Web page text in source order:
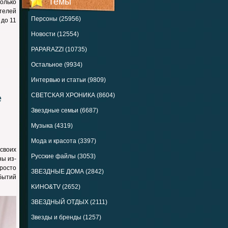
Персоны (25956)
Новости (12554)
PAPARAZZI (10735)
Остальное (9934)
Интервью и статьи (9809)
СВЕТСКАЯ ХРОНИКА (8604)
Звездные семьи (6687)
Музыка (4319)
Мода и красота (3397)
Русские файлы (3053)
ЗВЕЗДНЫЕ ДОМА (2842)
KИНО&TV (2652)
ЗВЕЗДНЫЙ ОТДЫХ (2111)
Звезды и бренды (1257)
11
из-